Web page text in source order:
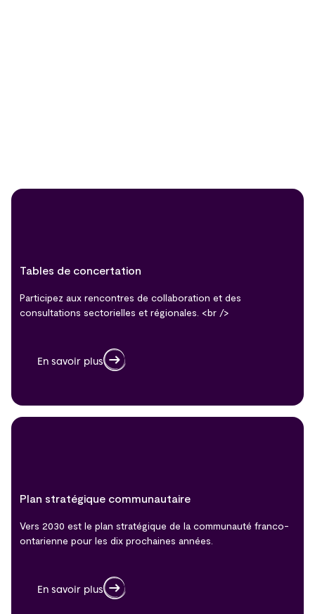
Tables de concertation
Participez aux rencontres de collaboration et des
consultations sectorielles et régionales. <br />
En savoir plus
Plan stratégique communautaire
Vers 2030 est le plan stratégique de la communauté franco-
ontarienne pour les dix prochaines années.
En savoir plus